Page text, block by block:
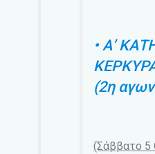
• Α’
(2η
(Σάββατο 5